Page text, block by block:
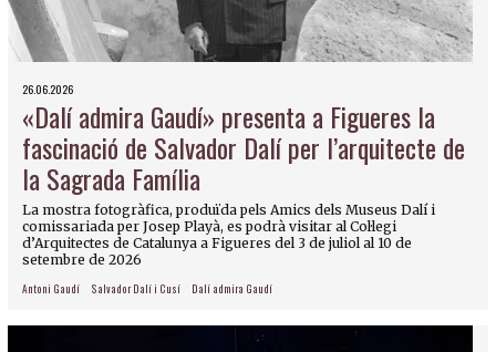
26.06.2026
«Dalí admira Gaudí» presenta a Figueres la
fascinació de Salvador Dalí per l’arquitecte de
la Sagrada Família
La mostra fotogràfica, produïda pels Amics dels Museus Dalí i
comissariada per Josep Playà, es podrà visitar al Col·legi
d’Arquitectes de Catalunya a Figueres del 3 de juliol al 10 de
setembre de 2026
Antoni Gaudí Salvador Dalí i Cusí Dalí admira Gaudí